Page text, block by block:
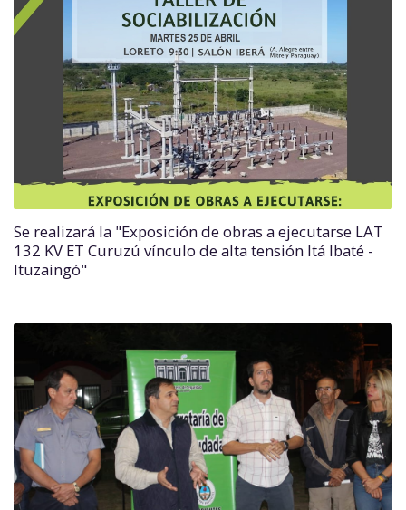
Se realizará la "Exposición de obras a ejecutarse LAT
132 KV ET Curuzú vínculo de alta tensión Itá Ibaté -
Ituzaingó"